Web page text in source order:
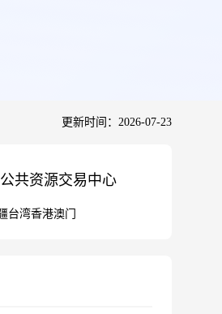
更新时间：2026-07-23
公共资源交易中心
台湾香港澳门